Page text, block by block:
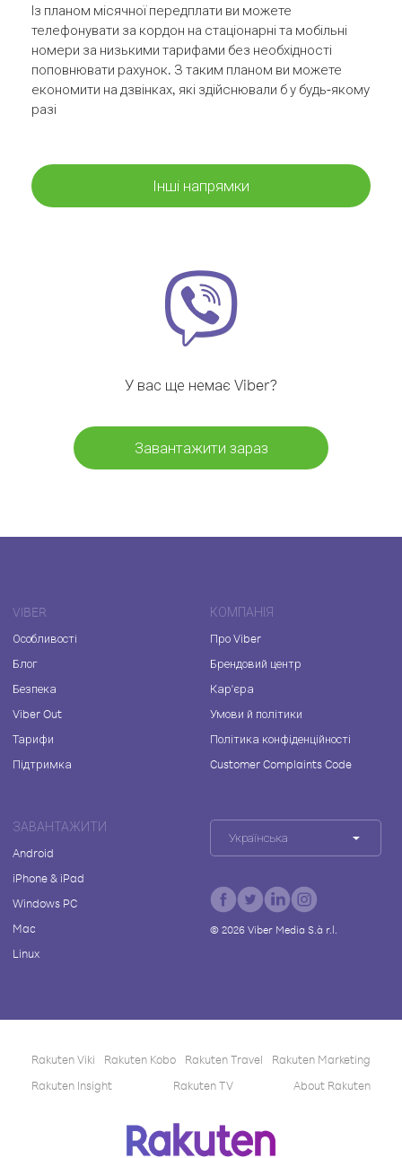
Із планом місячної передплати ви можете
телефонувати за кордон на стаціонарні та мобільні
номери за низькими тарифами без необхідності
поповнювати рахунок. З таким планом ви можете
економити на дзвінках, які здійснювали б у будь-якому
разі
Інші напрямки
У вас ще немає Viber?
Завантажити зараз
VIBER
Особливості
Блог
Безпека
Viber Out
Тарифи
Підтримка
КОМПАНІЯ
Про Viber
Брендовий центр
Кар'єра
Умови й політики
Політика конфіденційності
Customer Complaints Code
ЗАВАНТАЖИТИ
Android
iPhone & iPad
Windows PC
Mac
Linux
Українська
© 2026Viber Media S.à r.l.
Rakuten Viki Rakuten Kobo Rakuten Travel
Rakuten Marketing
Rakuten Insight
Rakuten TV About Rakuten